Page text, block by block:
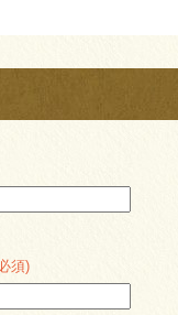
須)